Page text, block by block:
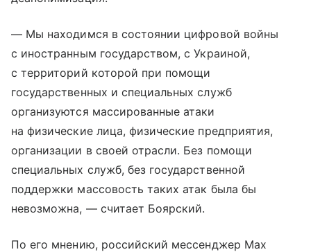
— Мы находимся в состоянии цифровой войны
с иностранным государством, с Украиной,
с территорий которой при помощи
государственных и специальных служб
организуются массированные атаки
на физические лица, физические предприятия,
организации в своей отрасли. Без помощи
специальных служб, без государственной
поддержки массовость таких атак была бы
невозможна, — считает Боярский.
По его мнению, российский мессенджер Max